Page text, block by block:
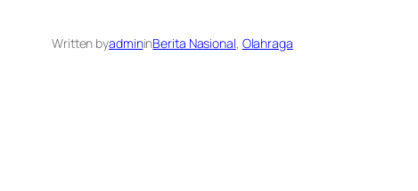
Written byadmininBerita Nasional, Olahraga